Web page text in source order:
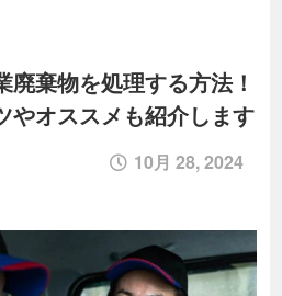
廃棄物を処理する方法！
やオススメも紹介します
10月 28, 2024